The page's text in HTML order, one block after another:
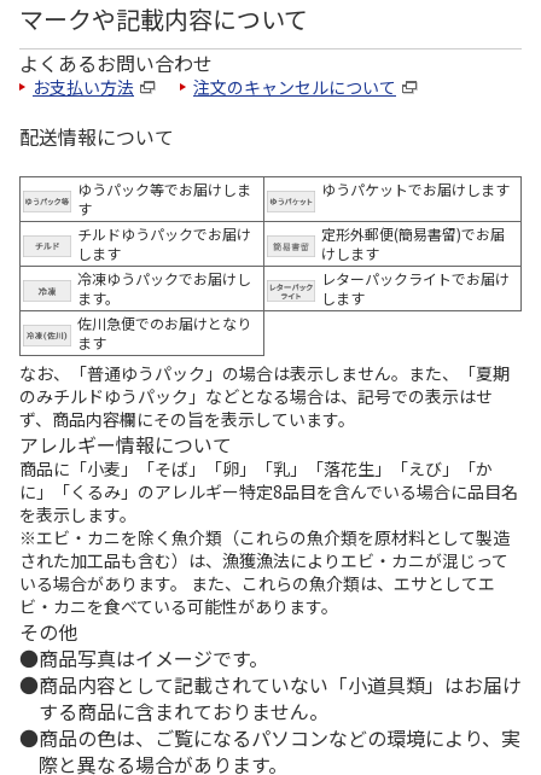
マークや記載内容について
よくあるお問い合わせ
お支払い方法 注文のキャンセルについて
配送情報について
ゆうパック等でお届けしま
す
ゆうパケットでお届けします
チルドゆうパックでお届け
します
定形外郵便(簡易書留)でお届
けします
冷凍ゆうパックでお届けし
ます。
レターパックライトでお届け
します
佐川急便でのお届けとなり
ます
なお、「普通ゆうパック」の場合は表示しません。また、「夏期
のみチルドゆうパック」などとなる場合は、記号での表示はせ
ず、商品内容欄にその旨を表示しています。
アレルギー情報について
商品に「小麦」「そば」「卵」「乳」「落花生」「えび」「か
に」「くるみ」のアレルギー特定8品目を含んでいる場合に品目名
を表示します。
※エビ・カニを除く魚介類（これらの魚介類を原材料として製造
された加工品も含む）は、漁獲漁法によりエビ・カニが混じって
いる場合があります。 また、これらの魚介類は、エサとしてエ
ビ・カニを食べている可能性があります。
その他
商品写真はイメージです。
商品内容として記載されていない「小道具類」はお届け
する商品に含まれておりません。
商品の色は、ご覧になるパソコンなどの環境により、実
際と異なる場合があります。